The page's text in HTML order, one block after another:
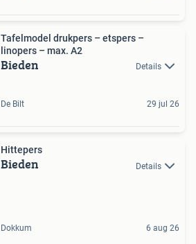
Tafelmodel drukpers – etspers –
linopers – max. A2
Bieden Details
De Bilt 29 jul 26
Hittepers
Bieden Details
Dokkum 6 aug 26